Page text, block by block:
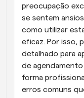
preocupação
se sentem
como utilizar
eficaz. Por isso,
detalhado para
de
forma
erros comuns